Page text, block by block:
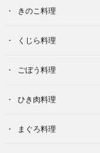
きのこ料理
くじら料理
ごぼう料理
ひき肉料理
まぐろ料理